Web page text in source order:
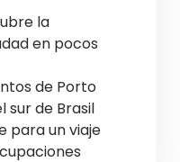
la
en pocos
de Porto
sur de Brasil
para un viaje